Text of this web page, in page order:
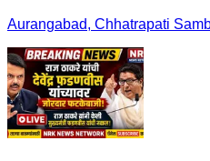
Aurangabad, Chhatrapati